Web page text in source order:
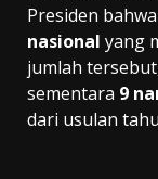
Presiden
nasional yang
jumlah
sementara 9
dari usulan